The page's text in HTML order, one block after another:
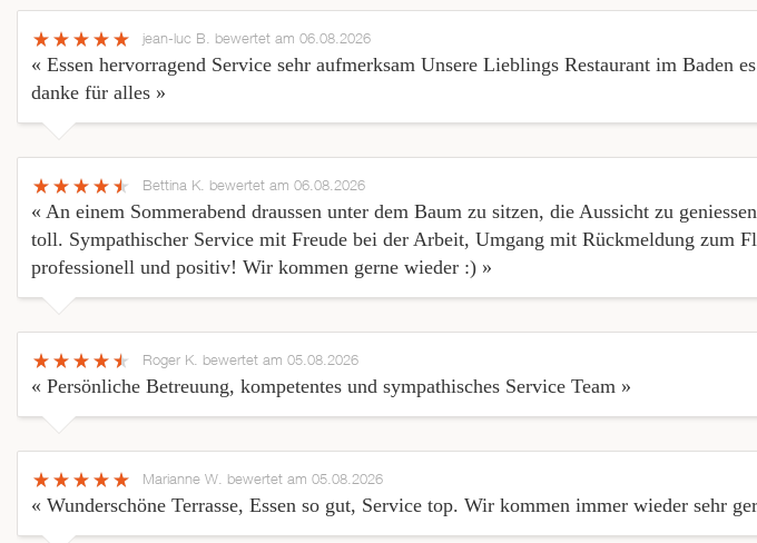
jean-luc B. bewertet am 06.08.2026
« Essen hervorragend Service sehr aufmerksam Unsere Lieblings Restaurant im Baden
danke für alles »
Bettina K. bewertet am 06.08.2026
« An einem Sommerabend draussen unter dem Baum zu sitzen, die Aussicht zu
toll. Sympathischer Service mit Freude bei der Arbeit, Umgang mit Rückmeldung zum
professionell und positiv! Wir kommen gerne wieder :) »
Roger K. bewertet am 05.08.2026
« Persönliche Betreuung, kompetentes und sympathisches Service Team »
Marianne W. bewertet am 05.08.2026
« Wunderschöne Terrasse, Essen so gut, Service top. Wir kommen immer wieder sehr